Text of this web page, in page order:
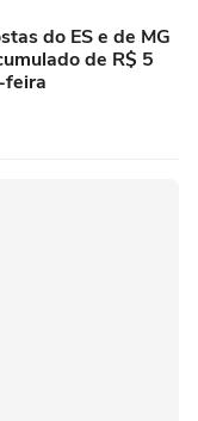
do ES e de MG
de R$ 5
feira